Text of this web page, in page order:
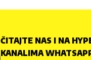
ČITAJTE NAS I NA
KANALIMA